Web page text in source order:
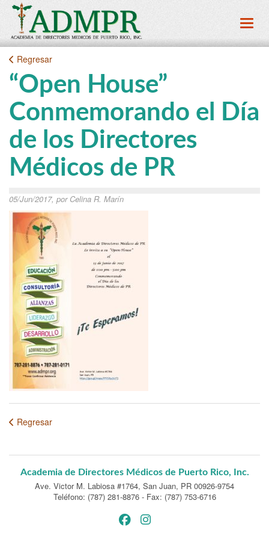
Regresar
“Open House”
Conmemorando el Día
de los Directores
Médicos de PR
05/Jun/2017, por Celina R. Marín
Regresar
Academia de Directores Médicos de Puerto Rico, Inc.
Ave. Victor M. Labiosa #1764, San Juan, PR 00926-9754
Teléfono: (787) 281-8876 - Fax: (787) 753-6716